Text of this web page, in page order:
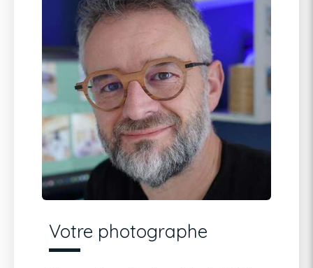
Votre photographe